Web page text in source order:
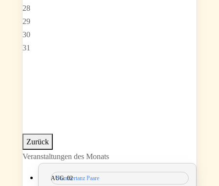
28
29
30
31
Zurück
Veranstaltungen des Monats
Sommertanz Paare
AUG.02